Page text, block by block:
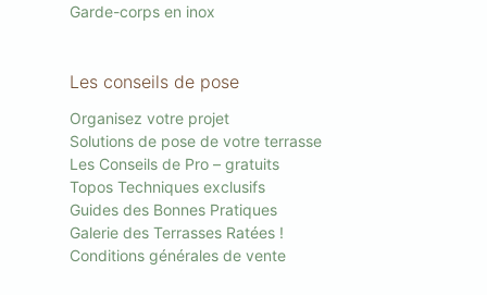
Garde-corps en inox
Les conseils de pose
Organisez votre projet
Solutions de pose de votre terrasse
Les Conseils de Pro – gratuits
Topos Techniques exclusifs
Guides des Bonnes Pratiques
Galerie des Terrasses Ratées !
Conditions générales de vente